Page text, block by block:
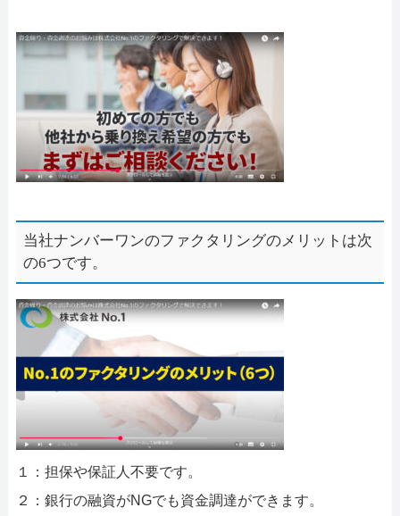
当社ナンバーワンのファクタリングのメリットは次
の6つです。
１：担保や保証人不要です。
２：銀行の融資がNGでも資金調達ができます。